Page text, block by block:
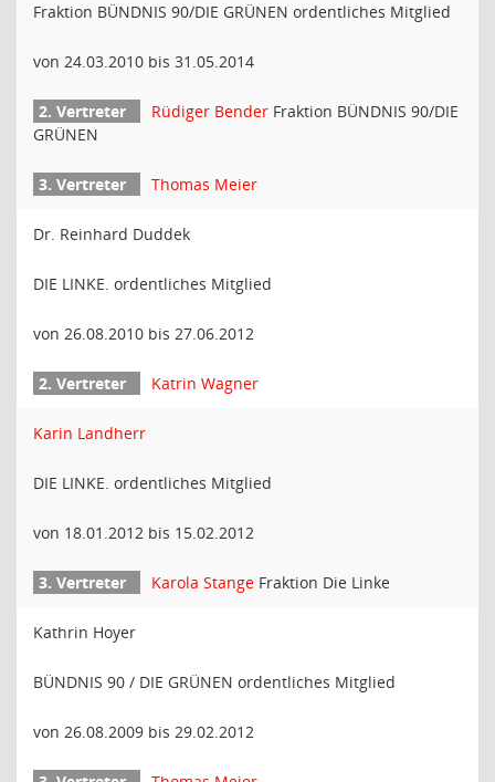
Fraktion BÜNDNIS 90/DIE GRÜNEN ordentliches Mitglied
von 24.03.2010 bis 31.05.2014
Rüdiger Bender Fraktion BÜNDNIS 90/DIE
GRÜNEN
Thomas Meier
Dr. Reinhard Duddek
DIE LINKE. ordentliches Mitglied
von 26.08.2010 bis 27.06.2012
Katrin Wagner
Karin Landherr
DIE LINKE. ordentliches Mitglied
von 18.01.2012 bis 15.02.2012
Karola Stange Fraktion Die Linke
Kathrin Hoyer
BÜNDNIS 90 / DIE GRÜNEN ordentliches Mitglied
von 26.08.2009 bis 29.02.2012